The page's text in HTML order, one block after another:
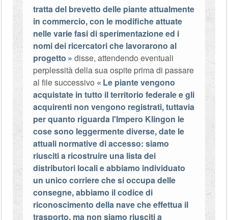
tratta del brevetto delle piante attualmente
in commercio, con le modifiche attuate
nelle varie fasi di sperimentazione ed i
nomi dei ricercatori che lavorarono al
progetto
disse, attendendo eventuali
perplessità della sua ospite prima di passare
al file successivo
Le piante vengono
acquistate in tutto il territorio federale e gli
acquirenti non vengono registrati, tuttavia
per quanto riguarda l'Impero Klingon le
cose sono leggermente diverse, date le
attuali normative di accesso: siamo
riusciti a ricostruire una lista dei
distributori locali e abbiamo individuato
un unico corriere che si occupa delle
consegne, abbiamo il codice di
riconoscimento della nave che effettua il
trasporto, ma non siamo riusciti a